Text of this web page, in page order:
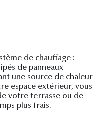
de chauffage :
de panneaux
une source de chaleur
espace extérieur, vous
votre terrasse ou de
plus frais.